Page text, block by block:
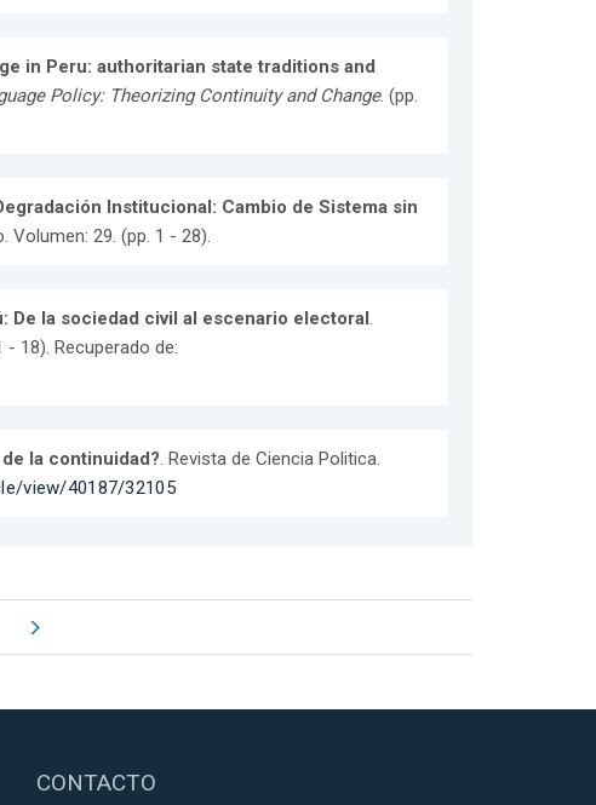
in Peru: authoritarian state traditions and
Policy: Theorizing Continuity and Change. (pp.
Institucional: Cambio de Sistema sin
Volumen: 29. (pp. 1 - 28).
De la sociedad civil al escenario electoral.
18). Recuperado de:
la continuidad?. Revista de Ciencia Politica.
view/40187/32105
CONTACTO